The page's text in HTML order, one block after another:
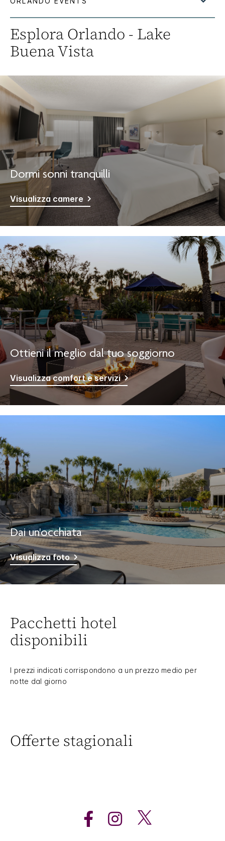
EsploraOrlando - Lake
Buena Vista
Dormi sonni tranquilli
Visualizza camere
Ottieni il meglio dal tuo soggiorno
Visualizza comfort e servizi
Dai un'occhiata
Visualizza foto
Pacchetti hotel
disponibili
I prezzi indicati corrispondono a un prezzo medio per
notte dal giorno
Offerte stagionali